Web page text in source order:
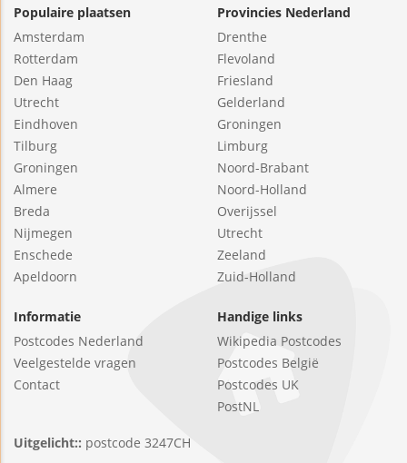
Populaire plaatsen
Amsterdam
Rotterdam
Den Haag
Utrecht
Eindhoven
Tilburg
Groningen
Almere
Breda
Nijmegen
Enschede
Apeldoorn
Provincies Nederland
Drenthe
Flevoland
Friesland
Gelderland
Groningen
Limburg
Noord-Brabant
Noord-Holland
Overijssel
Utrecht
Zeeland
Zuid-Holland
Informatie
Postcodes Nederland
Veelgestelde vragen
Contact
Handige links
Wikipedia Postcodes
Postcodes België
Postcodes UK
PostNL
Uitgelicht:: postcode 3247CH